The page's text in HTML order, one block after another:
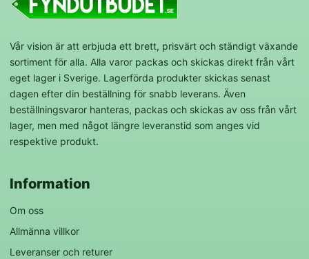
Vår vision är att erbjuda ett brett, prisvärt och ständigt växande
sortiment för alla. Alla varor packas och skickas direkt från vårt
eget lager i Sverige. Lagerförda produkter skickas senast
dagen efter din beställning för snabb leverans. Även
beställningsvaror hanteras, packas och skickas av oss från vårt
lager, men med något längre leveranstid som anges vid
respektive produkt.
Information
Om oss
Allmänna villkor
Leveranser och returer